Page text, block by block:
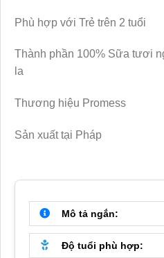
Phù hợp với Trẻ trên 2 tuổi
Thành phần 100% Sữa tươi
la
Thương hiệu Promess
Sản xuất tại Pháp
Mô tả ngắn:
Độ tuổi phù hợp: